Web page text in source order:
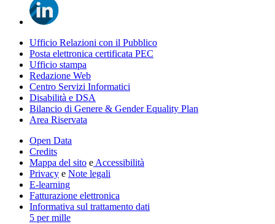
Ufficio Relazioni con il Pubblico
Posta elettronica certificata PEC
Ufficio stampa
Redazione Web
Centro Servizi Informatici
Disabilità e DSA
Bilancio di Genere & Gender Equality Plan
Area Riservata
Open Data
Credits
Mappa del sito e Accessibilità
Privacy e Note legali
E-learning
Fatturazione elettronica
Informativa sul trattamento dati
5 per mille